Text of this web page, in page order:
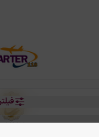
فیلتر